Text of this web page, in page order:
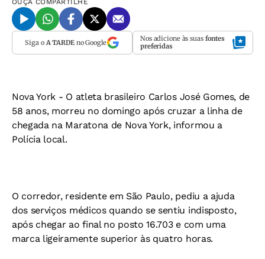
OUÇA COMPARTILHE
Siga o A TARDEno Google Nos adicione às suas fontes
preferidas
Nova York - O atleta brasileiro Carlos José Gomes, de
58 anos, morreu no domingo após cruzar a linha de
chegada na Maratona de Nova York, informou a
Polícia local.
O corredor, residente em São Paulo, pediu a ajuda
dos serviços médicos quando se sentiu indisposto,
após chegar ao final no posto 16.703 e com uma
marca ligeiramente superior às quatro horas.